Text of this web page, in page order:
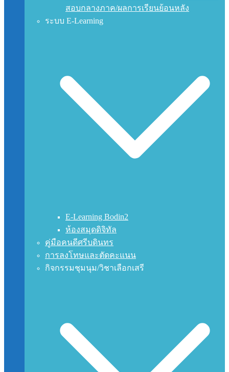
สอบกลางภาค/ผลการเรียนย้อนหลัง
ระบบ E-Learning
E-Learning Bodin2
ห้องสมุดดิจิทัล
คู่มือคนดีศรีบดินทร
การลงโทษและตัดคะแนน
กิจกรรมชุมนุม/วิชาเลือกเสรี